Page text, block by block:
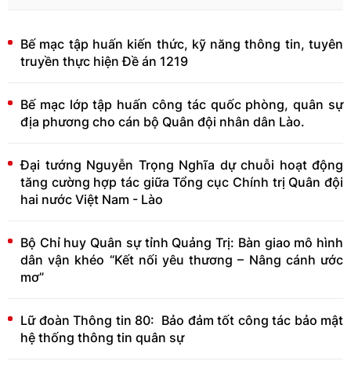
Bế mạc tập huấn kiến thức, kỹ năng thông tin, tuyên
truyền thực hiện Đề án 1219
Bế mạc lớp tập huấn công tác quốc phòng, quân sự
địa phương cho cán bộ Quân đội nhân dân Lào.
Đại tướng Nguyễn Trọng Nghĩa dự chuỗi hoạt động
tăng cường hợp tác giữa Tổng cục Chính trị Quân đội
hai nước Việt Nam - Lào
Bộ Chỉ huy Quân sự tỉnh Quảng Trị: Bàn giao mô hình
dân vận khéo “Kết nối yêu thương – Nâng cánh ước
mơ”
Lữ đoàn Thông tin 80: Bảo đảm tốt công tác bảo mật
hệ thống thông tin quân sự